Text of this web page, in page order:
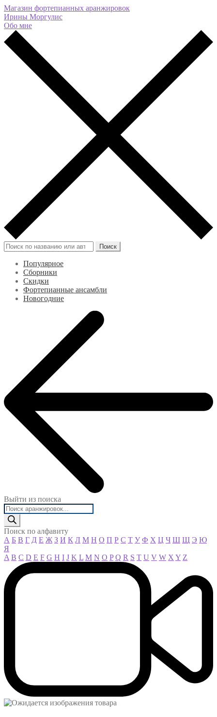
Магазин фортепианных аранжировок
Ирины Моргулис
Обо мне
Искать: Поиск
Популярное
Сборники
Скидки
Фортепианные ансамбли
Новогодние
Выйти из поиска
Поиск
товаров
Поиск по алфавиту
А Б В Г Д Е Ж З И К Л М Н О П Р С Т У Ф Х Ц Ч Ш Щ Э Ю
Я
A B C D E F G H I J K L M N O P Q R S T U V W X Y Z